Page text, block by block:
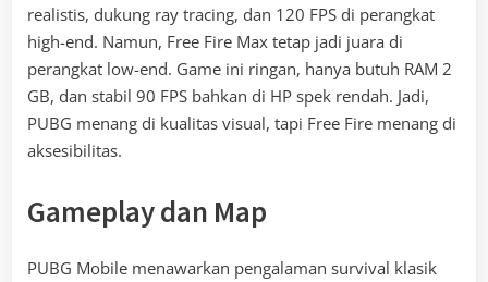
realistis, dukung ray tracing, dan 120 FPS di perangkat
high-end. Namun, Free Fire Max tetap jadi juara di
perangkat low-end. Game ini ringan, hanya butuh RAM 2
GB, dan stabil 90 FPS bahkan di HP spek rendah. Jadi,
PUBG menang di kualitas visual, tapi Free Fire menang di
aksesibilitas.
Gameplay dan Map
PUBG Mobile menawarkan pengalaman survival klasik